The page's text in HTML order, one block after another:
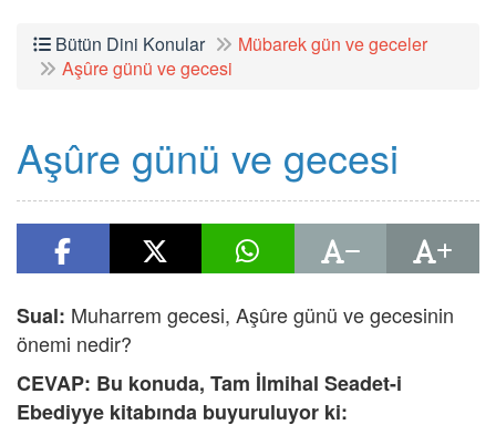
Bütün Dini Konular
Mübarek gün ve geceler
Aşûre günü ve gecesi
Aşûre günü ve gecesi
Sual: Muharrem gecesi, Aşûre günü ve gecesinin
önemi nedir?
CEVAP: Bu konuda, Tam İlmihal Seadet-i
Ebediyye kitabında buyuruluyor ki: